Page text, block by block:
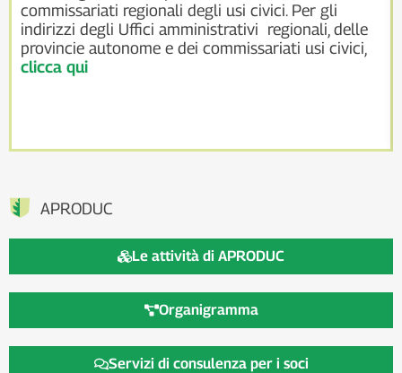
commissariati regionali degli usi civici. Per gli
indirizzi degli Uffici amministrativi regionali, delle
provincie autonome e dei commissariati usi civici,
clicca qui
APRODUC
Le attività di APRODUC
Organigramma
Servizi di consulenza per i soci